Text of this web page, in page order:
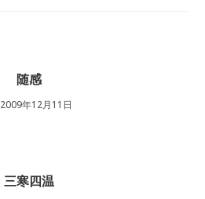
随感
2009年12月11日
三寒四温